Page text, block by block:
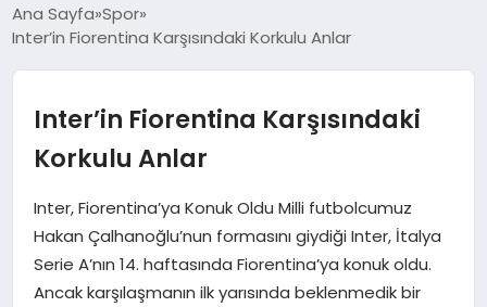
SPOR
EKONOMI
TEKNOLOJI
EĞITIM
Ana Sayfa Spor
Inter’in Fiorentina Karşısındaki Korkulu Anlar
Inter’in Fiorentina Karşısındaki
Korkulu Anlar
Inter, Fiorentina’ya Konuk Oldu Milli futbolcumuz
Hakan Çalhanoğlu’nun formasını giydiği Inter, İtalya
Serie A’nın 14. haftasında Fiorentina’ya konuk oldu.
Ancak karşılaşmanın ilk yarısında beklenmedik bir